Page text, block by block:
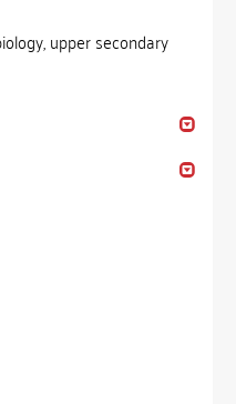
upper secondary